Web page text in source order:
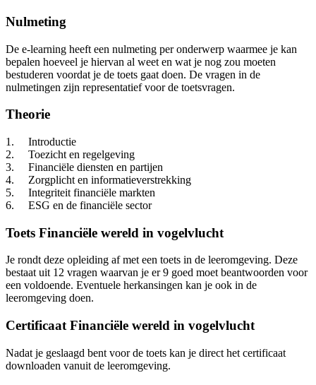
Nulmeting
De e-learning heeft een nulmeting per onderwerp waarmee je kan
bepalen hoeveel je hiervan al weet en wat je nog zou moeten
bestuderen voordat je de toets gaat doen. De vragen in de
nulmetingen zijn representatief voor de toetsvragen.
Theorie
1. Introductie
2. Toezicht en regelgeving
3. Financiële diensten en partijen
4. Zorgplicht en informatieverstrekking
5. Integriteit financiële markten
6. ESG en de financiële sector
Toets Financiële wereld in vogelvlucht
Je rondt deze opleiding af met een toets in de leeromgeving. Deze
bestaat uit 12 vragen waarvan je er 9 goed moet beantwoorden voor
een voldoende. Eventuele herkansingen kan je ook in de
leeromgeving doen.
Certificaat Financiële wereld in vogelvlucht
Nadat je geslaagd bent voor de toets kan je direct het certificaat
downloaden vanuit de leeromgeving.